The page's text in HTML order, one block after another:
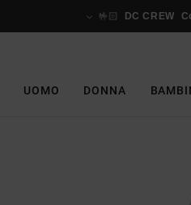
🤟🏻 DC CREW
UOMO DONNA